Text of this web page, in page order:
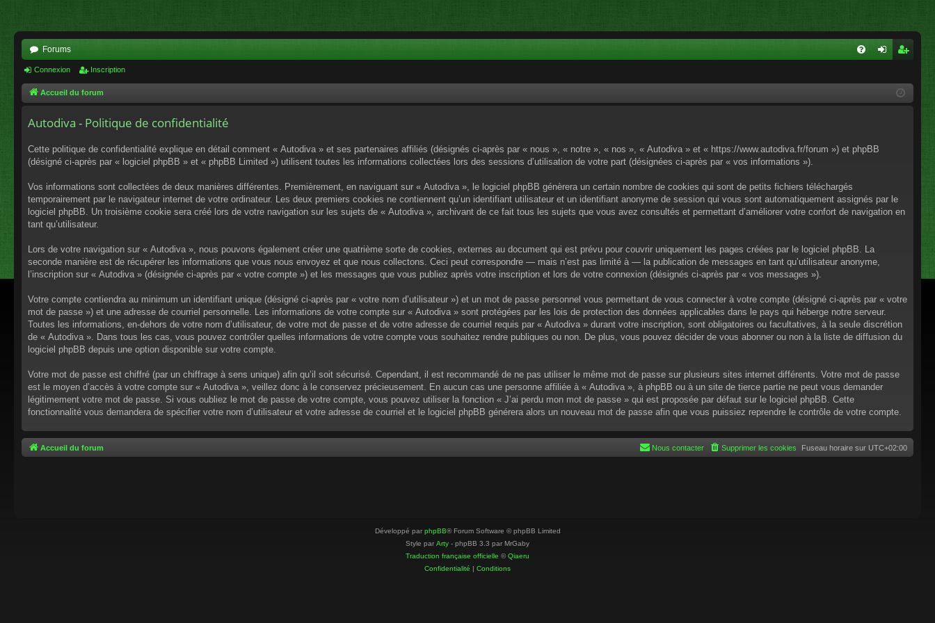
Forums
cri
Connexion Inscription
Accueil du forum
Autodiva - Politique de confidentialité
Cette politique de confidentialité explique en détail comment « Autodiva » et ses partenaires affiliés (désignés ci-après par « nous », « notre », « nos », « Autodiva » et « https://www.autodiva.fr/forum ») et phpBB
(désigné ci-après par « logiciel phpBB » et « phpBB Limited ») utilisent toutes les informations collectées lors des sessions d’utilisation de votre part (désignées ci-après par « vos informations »).
Vos informations sont collectées de deux manières différentes. Premièrement, en naviguant sur « Autodiva », le logiciel phpBB génèrera un certain nombre de cookies qui sont de petits fichiers téléchargés
temporairement par le navigateur internet de votre ordinateur. Les deux premiers cookies ne contiennent qu’un identifiant utilisateur et un identifiant anonyme de session qui vous sont automatiquement assignés par le
logiciel phpBB. Un troisième cookie sera créé lors de votre navigation sur les sujets de « Autodiva », archivant de ce fait tous les sujets que vous avez consultés et permettant d’améliorer votre confort de navigation en
tant qu’utilisateur.
Lors de votre navigation sur « Autodiva », nous pouvons également créer une quatrième sorte de cookies, externes au document qui est prévu pour couvrir uniquement les pages créées par le logiciel phpBB. La
seconde manière est de récupérer les informations que vous nous envoyez et que nous collectons. Ceci peut correspondre — mais n’est pas limité à — la publication de messages en tant qu’utilisateur anonyme,
l’inscription sur « Autodiva » (désignée ci-après par « votre compte ») et les messages que vous publiez après votre inscription et lors de votre connexion (désignés ci-après par « vos messages »).
Votre compte contiendra au minimum un identifiant unique (désigné ci-après par « votre nom d’utilisateur ») et un mot de passe personnel vous permettant de vous connecter à votre compte (désigné ci-après par « votre
mot de passe ») et une adresse de courriel personnelle. Les informations de votre compte sur « Autodiva » sont protégées par les lois de protection des données applicables dans le pays qui héberge notre serveur.
Toutes les informations, en-dehors de votre nom d’utilisateur, de votre mot de passe et de votre adresse de courriel requis par « Autodiva » durant votre inscription, sont obligatoires ou facultatives, à la seule discrétion
de « Autodiva ». Dans tous les cas, vous pouvez contrôler quelles informations de votre compte vous souhaitez rendre publiques ou non. De plus, vous pouvez décider de vous abonner ou non à la liste de diffusion du
logiciel phpBB depuis une option disponible sur votre compte.
Votre mot de passe est chiffré (par un chiffrage à sens unique) afin qu’il soit sécurisé. Cependant, il est recommandé de ne pas utiliser le même mot de passe sur plusieurs sites internet différents. Votre mot de passe
est le moyen d’accès à votre compte sur « Autodiva », veillez donc à le conservez précieusement. En aucun cas une personne affiliée à « Autodiva », à phpBB ou à un site de tierce partie ne peut vous demander
légitimement votre mot de passe. Si vous oubliez le mot de passe de votre compte, vous pouvez utiliser la fonction « J’ai perdu mon mot de passe » qui est proposée par défaut sur le logiciel phpBB. Cette
fonctionnalité vous demandera de spécifier votre nom d’utilisateur et votre adresse de courriel et le logiciel phpBB générera alors un nouveau mot de passe afin que vous puissiez reprendre le contrôle de votre compte.
Accueil du forum Fuseau horaire sur UTC+02:00
Supprimer les cookies
Nous contacter
Développé par phpBB® Forum Software © phpBB Limited
Style par Arty - phpBB 3.3 par MrGaby
Traduction française officielle ©Qiaeru
Confidentialité | Conditions